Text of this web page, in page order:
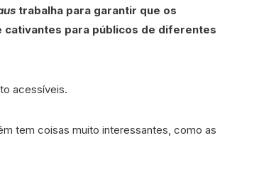
trabalha para garantir que os
para públicos de diferentes
acessíveis.
tem coisas muito interessantes, como as